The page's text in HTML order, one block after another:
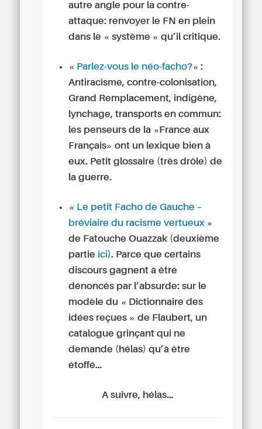
autre angle pour la contre-
attaque: renvoyer le FN en plein
dans le « système » qu’il critique.
« Parlez-vous le néo-facho?« :
Antiracisme, contre-colonisation,
Grand Remplacement, indigène,
lynchage, transports en commun:
les penseurs de la «France aux
Français» ont un lexique bien à
eux. Petit glossaire (très drôle) de
la guerre.
« Le petit Facho de Gauche –
bréviaire du racisme vertueux »
de Fatouche Ouazzak (deuxième
partie ici). Parce que certains
discours gagnent à être
dénoncés par l’absurde: sur le
modèle du « Dictionnaire des
idées reçues » de Flaubert, un
catalogue grinçant qui ne
demande (hélas) qu’à être
étoffé…
A suivre, hélas…